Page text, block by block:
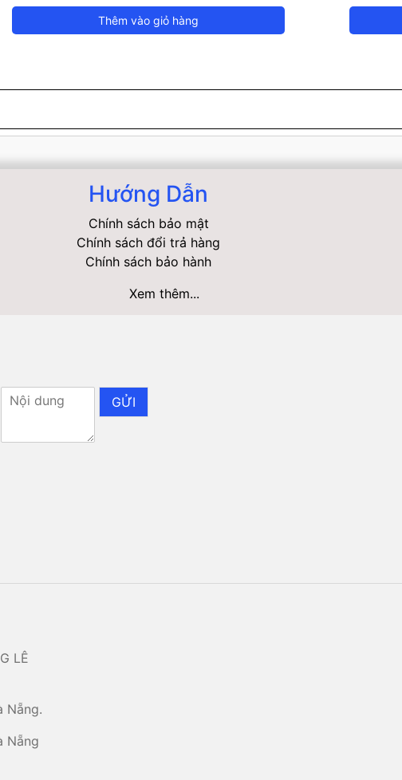
Thêm vào giỏ hàng
Hướng Dẫn
Chính sách bảo mật
Chính sách đổi trả hàng
Chính sách bảo hành
Xem thêm...
GỬI
LÊ
Nẵng.
Nẵng